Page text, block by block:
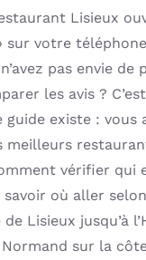
Lisieux
sur votre
pas envie de
les avis ?
guide existe : vous
meilleurs
vérifier qui
où aller
Lisieux jusqu’à
sur la